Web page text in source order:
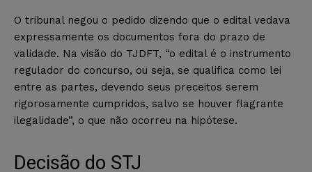
O tribunal negou o pedido dizendo que o edital vedava
expressamente os documentos fora do prazo de
validade. Na visão do TJDFT, “o edital é o instrumento
regulador do concurso, ou seja, se qualifica como lei
entre as partes, devendo seus preceitos serem
rigorosamente cumpridos, salvo se houver flagrante
ilegalidade”, o que não ocorreu na hipótese.
Decisão do STJ